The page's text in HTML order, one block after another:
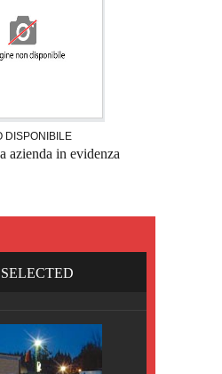
DISPONIBILE
azienda in evidenza